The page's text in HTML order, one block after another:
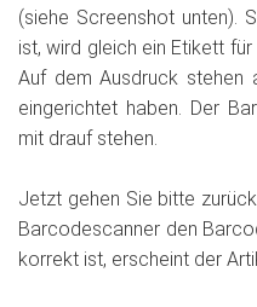
(siehe Screenshot unten).
ist, wird gleich ein Etikett
Auf dem Ausdruck stehen
eingerichtet haben. Der
mit drauf stehen.
Jetzt gehen Sie bitte
Barcodescanner den
korrekt ist, erscheint der